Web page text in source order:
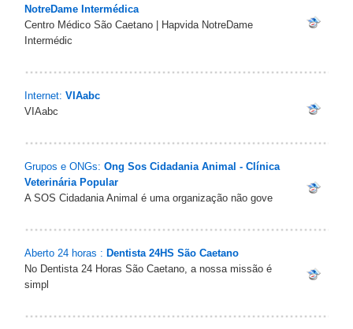
NotreDame Intermédica
Centro Médico São Caetano | Hapvida NotreDame
Intermédic
Internet: VIAabc
VIAabc
Grupos e ONGs: Ong Sos Cidadania Animal - Clínica
Veterinária Popular
A SOS Cidadania Animal é uma organização não gove
Aberto 24 horas : Dentista 24HS São Caetano
No Dentista 24 Horas São Caetano, a nossa missão é
simpl